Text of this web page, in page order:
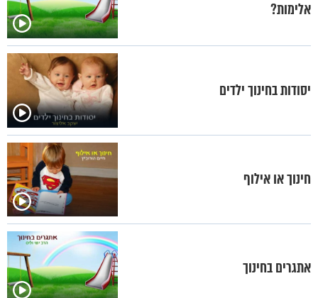
אלימות?
יסודות בחינוך ילדים
חינוך או אילוף
אתגרים בחינוך